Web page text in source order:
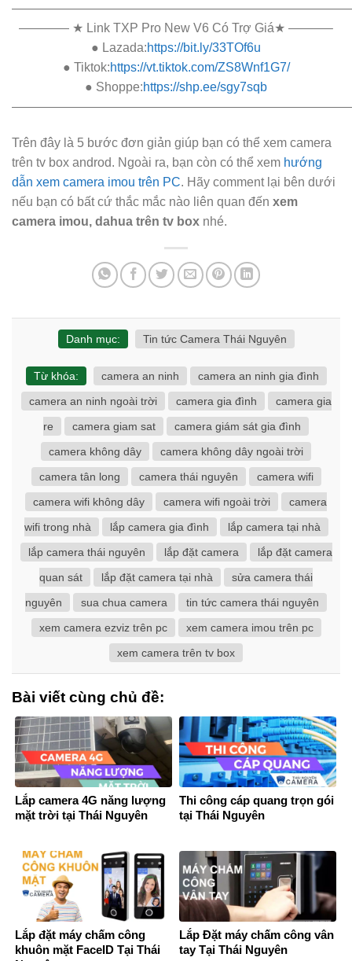
———— ★ Link TXP Pro New V6 Có Trợ Giá★ ———–
● Lazada:https://bit.ly/33TOf6u
● Tiktok:https://vt.tiktok.com/ZS8Wnf1G7/
● Shoppe:https://shp.ee/sgy7sqb
Trên đây là 5 bước đơn giản giúp bạn có thể xem camera
trên tv box androd. Ngoài ra, bạn còn có thể xem hướng
dẫn xem camera imou trên PC. Hãy comment lại bên dưới
nếu bạn có bất cứ thắc mắc nào liên quan đến xem
camera imou, dahua trên tv box nhé.
Danh mục: Tin tức Camera Thái Nguyên
Từ khóa: camera an ninh
camera an ninh gia đình
camera an ninh ngoài trời
camera gia đình
camera gia
re
camera giam sat
camera giám sát gia đình
camera không dây
camera không dây ngoài trời
camera tân long
camera thái nguyên
camera wifi
camera wifi không dây
camera wifi ngoài trời
camera
wifi trong nhà
lắp camera gia đình
lắp camera tại nhà
lắp camera thái nguyên
lắp đặt camera
lắp đặt camera
quan sát
lắp đặt camera tại nhà
sửa camera thái
nguyên
sua chua camera
tin tức camera thái nguyên
xem camera ezviz trên pc
xem camera imou trên pc
xem camera trên tv box
Bài viết cùng chủ đề:
Lắp camera 4G năng lượng
mặt trời tại Thái Nguyên
Thi công cáp quang trọn gói
tại Thái Nguyên
Lắp đặt máy chấm công
khuôn mặt FaceID Tại Thái
Lắp Đặt máy chấm công vân
tay Tại Thái Nguyên